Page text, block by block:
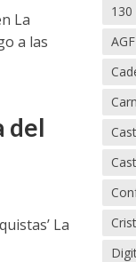
La
a las
del
La